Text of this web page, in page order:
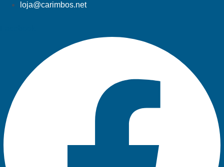
loja@carimbos.net